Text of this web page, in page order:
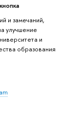
и замечаний,
улучшение
и
образования